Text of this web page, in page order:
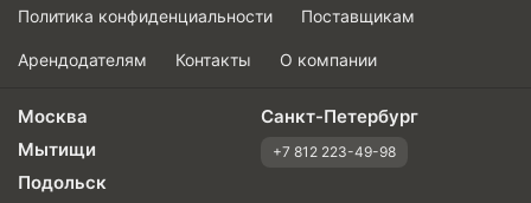
Политика конфиденциальности Поставщикам
Арендодателям Контакты О компании
Москва
Мытищи
Подольск
Санкт-Петербург
+7 812 223-49-98